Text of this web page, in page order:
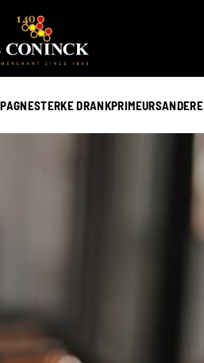
STERKE DRANKPRIMEURSANDERE